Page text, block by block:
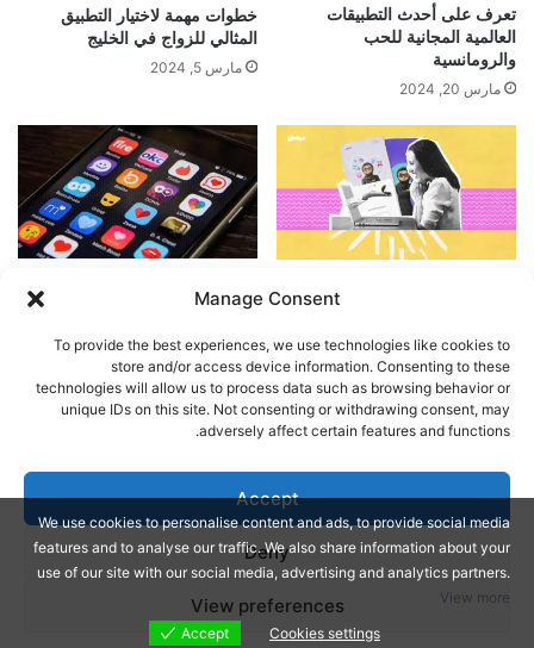
Manage Consent
To provide the best experiences, we use technologies like cookies to
store and/or access device information. Consenting to these
technologies will allow us to process data such as browsing behavior or
unique IDs on this site. Not consenting or withdrawing consent, may
adversely affect certain features and functions.
Accept
Deny
View preferences
تعرف على أحدث التطبيقات
العالمية المجانية للحب
والرومانسية
مارس 20, 2024
خطوات مهمة لاختيار التطبيق
المثالي للزواج في الخليج
مارس 5, 2024
في التعارف عبر التطبيقات في
مارس 24, 2024
اترك تعليقاً
يجب أنت تكون
© Copyright 2026, All Rights Reserved |
Jannah Theme by
TieLabs
We use cookies to personalise content and ads, to provide social media
features and to analyse our traffic. We also share information about your
use of our site with our social media, advertising and analytics partners.
View more
Cookies settings
Accept